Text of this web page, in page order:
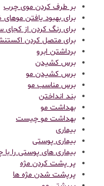
بر طرف کردن موی چرب
برای بهبود یافتن
برای رنگ کردن از کجای
برای متصل کردن
برداشتن ابرو
برس کشیدن
برس کشیدن مو
برس مناسب مو
بند انداختن
بهداشت مو
بهداشت مو چیست
بیماری
بیماری پوستی
بیماری های پوستی را
پر پشت کردن مژه
پرپشت شدن مژه ها